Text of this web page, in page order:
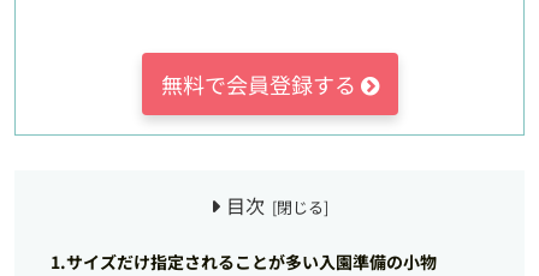
無料で会員登録する
目次
1.サイズだけ指定されることが多い入園準備の小物